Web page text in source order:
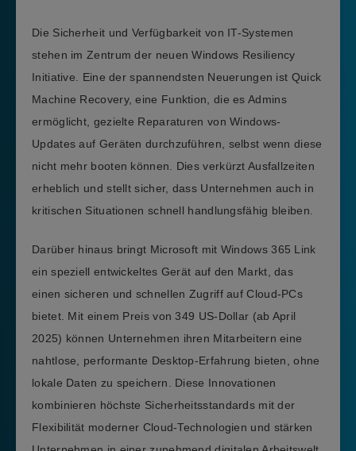
Die Sicherheit und Verfügbarkeit von IT-Systemen
stehen im Zentrum der neuen Windows Resiliency
Initiative. Eine der spannendsten Neuerungen ist Quick
Machine Recovery, eine Funktion, die es Admins
ermöglicht, gezielte Reparaturen von Windows-
Updates auf Geräten durchzuführen, selbst wenn diese
nicht mehr booten können. Dies verkürzt Ausfallzeiten
erheblich und stellt sicher, dass Unternehmen auch in
kritischen Situationen schnell handlungsfähig bleiben.
Darüber hinaus bringt Microsoft mit Windows 365 Link
ein speziell entwickeltes Gerät auf den Markt, das
einen sicheren und schnellen Zugriff auf Cloud-PCs
bietet. Mit einem Preis von 349 US-Dollar (ab April
2025) können Unternehmen ihren Mitarbeitern eine
nahtlose, performante Desktop-Erfahrung bieten, ohne
lokale Daten zu speichern. Diese Innovationen
kombinieren höchste Sicherheitsstandards mit der
Flexibilität moderner Cloud-Technologien und stärken